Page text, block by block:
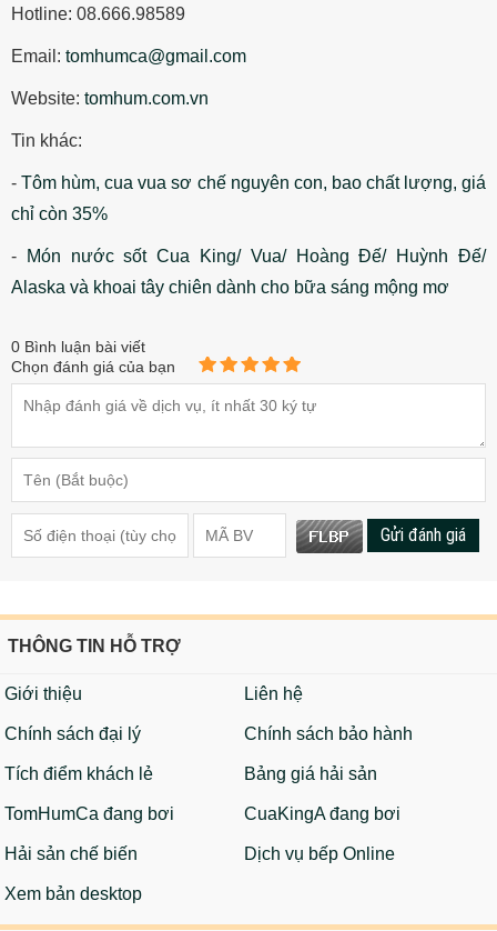
Hotline: 08.666.98589
Email: tomhumca@gmail.com
Website: tomhum.com.vn
Tin khác:
-Tôm hùm, cua vua sơ chế nguyên con, bao chất lượng, giá
chỉ còn 35%
-
Món nước sốt Cua King/ Vua/ Hoàng Đế/ Huỳnh Đế/
Alaska và khoai tây chiên dành cho bữa sáng mộng mơ
0 Bình luận bài viết
Chọn đánh giá của bạn
Gửi đánh giá
THÔNG TIN HỖ TRỢ
Giới thiệu Liên hệ
Chính sách đại lý Chính sách bảo hành
Tích điểm khách lẻ Bảng giá hải sản
TomHumCa đang bơi CuaKingA đang bơi
Hải sản chế biến Dịch vụ bếp Online
Xem bản desktop